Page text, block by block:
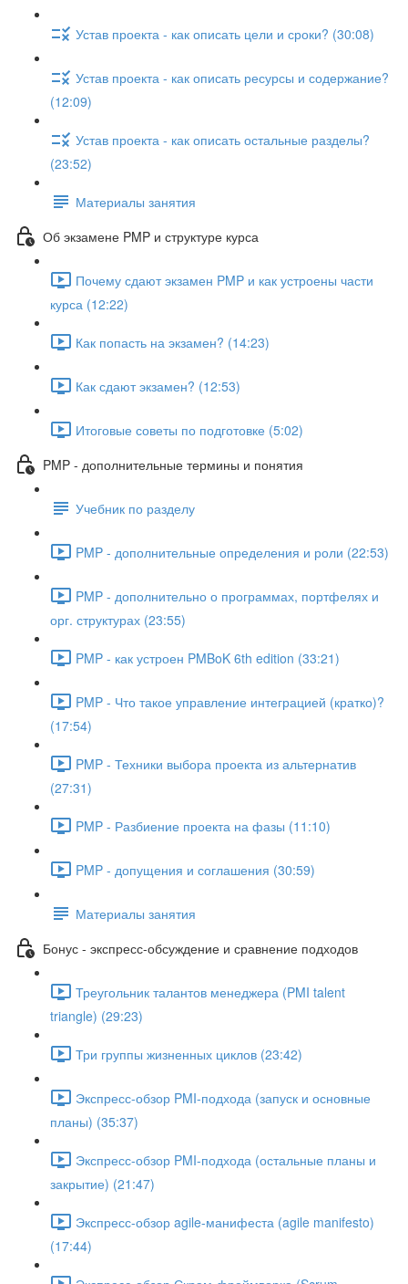
Устав проекта - как описать цели и сроки? (30:08)
Устав проекта - как описать ресурсы и содержание?
(12:09)
Устав проекта - как описать остальные разделы?
(23:52)
Материалы занятия
Об экзамене PMP и структуре курса
Почему сдают экзамен PMP и как устроены части
курса (12:22)
Как попасть на экзамен? (14:23)
Как сдают экзамен? (12:53)
Итоговые советы по подготовке (5:02)
PMP - дополнительные термины и понятия
Учебник по разделу
PMP - дополнительные определения и роли (22:53)
PMP - дополнительно о программах, портфелях и
орг. структурах (23:55)
PMP - как устроен PMBoK 6th edition (33:21)
PMP - Что такое управление интеграцией (кратко)?
(17:54)
PMP - Техники выбора проекта из альтернатив
(27:31)
PMP - Разбиение проекта на фазы (11:10)
PMP - допущения и соглашения (30:59)
Материалы занятия
Бонус - экспресс-обсуждение и сравнение подходов
Треугольник талантов менеджера (PMI talent
triangle) (29:23)
Три группы жизненных циклов (23:42)
Экспресс-обзор PMI-подхода (запуск и основные
планы) (35:37)
Экспресс-обзор PMI-подхода (остальные планы и
закрытие) (21:47)
Экспресс-обзор agile-манифеста (agile manifesto)
(17:44)